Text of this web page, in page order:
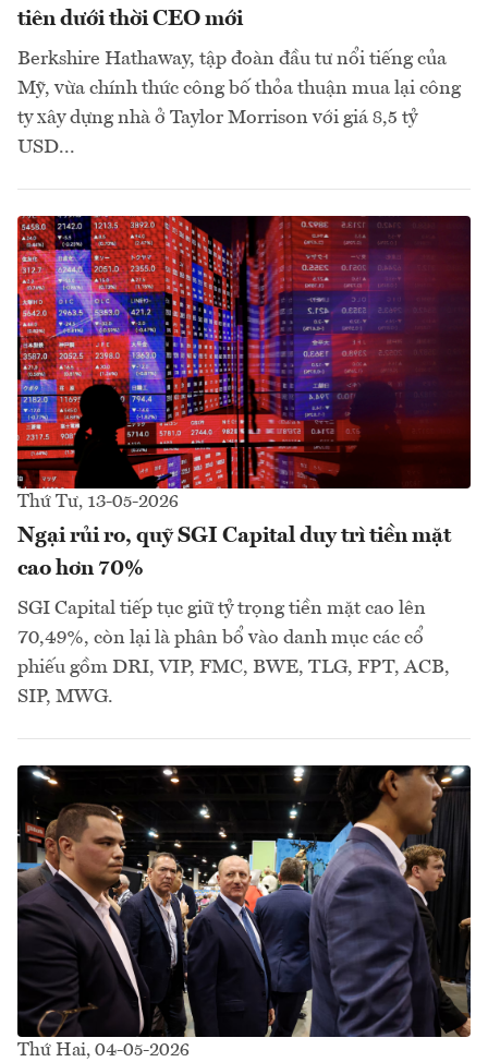
tiên dưới thời CEO mới
Berkshire Hathaway, tập đoàn đầu tư nổi tiếng của
Mỹ, vừa chính thức công bố thỏa thuận mua lại công
ty xây dựng nhà ở Taylor Morrison với giá 8,5 tỷ
USD...
Thứ Tư, 13-05-2026
Ngại rủi ro, quỹ SGI Capital duy trì tiền mặt
cao hơn 70%
SGI Capital tiếp tục giữ tỷ trọng tiền mặt cao lên
70,49%, còn lại là phân bổ vào danh mục các cổ
phiếu gồm DRI, VIP, FMC, BWE, TLG, FPT, ACB,
SIP, MWG.
Thứ Hai, 04-05-2026